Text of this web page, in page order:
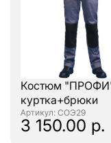
Костюм
куртка+брюки
: СОЭ29
3 150.00 р.